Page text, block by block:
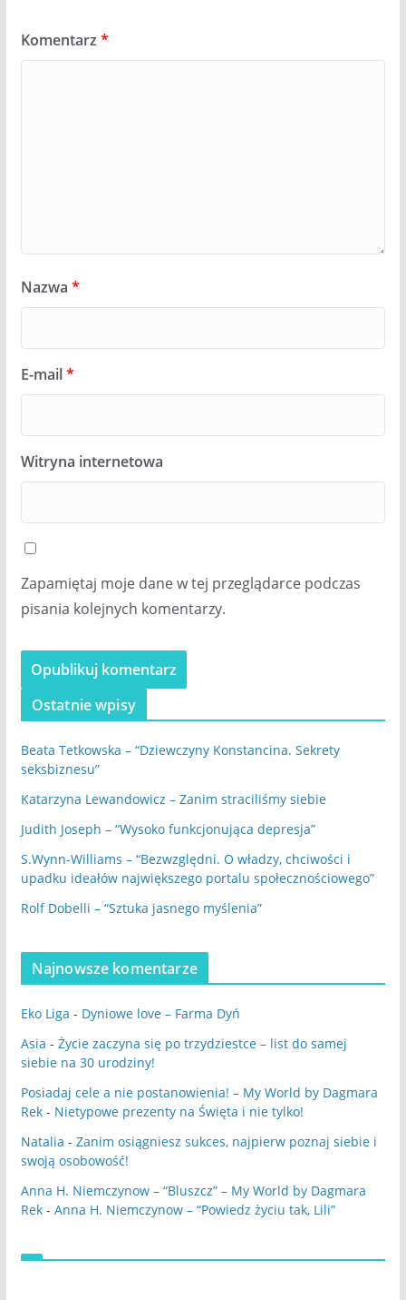
Komentarz *
Nazwa *
E-mail*
Witryna internetowa
Zapamiętaj moje dane w tej przeglądarce podczas
pisania kolejnych komentarzy.
Ostatnie wpisy
Beata Tetkowska – “Dziewczyny Konstancina. Sekrety
seksbiznesu”
Katarzyna Lewandowicz – Zanim straciliśmy siebie
Judith Joseph – “Wysoko funkcjonująca depresja”
S.Wynn-Williams – “Bezwzględni. O władzy, chciwości i
upadku ideałów największego portalu społecznościowego”
Rolf Dobelli – “Sztuka jasnego myślenia”
Najnowsze komentarze
Eko Liga - Dyniowe love – Farma Dyń
Asia - Życie zaczyna się po trzydziestce – list do samej
siebie na 30 urodziny!
Posiadaj cele a nie postanowienia! – My World by Dagmara
Rek- Nietypowe prezenty na Święta i nie tylko!
Natalia - Zanim osiągniesz sukces, najpierw poznaj siebie i
swoją osobowość!
Anna H. Niemczynow – “Bluszcz” – My World by Dagmara
Rek- Anna H. Niemczynow – “Powiedz życiu tak, Lili”